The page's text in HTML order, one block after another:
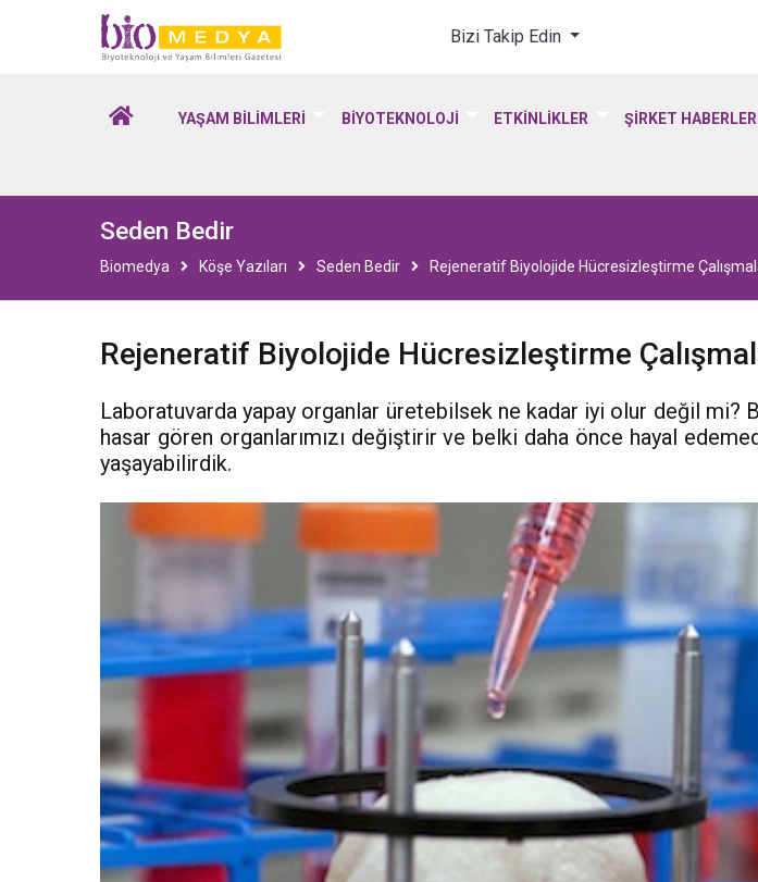
Biomedya - Biyoteknoloji &
Bizi Takip Edin
YAŞAM BİLİMLERİ BİYOTEKNOLOJİ ETKİNLİKLER ŞİRKET
Seden Bedir
Biomedya Köşe Yazıları Seden Bedir Rejeneratif Biyolojide Hücresizleştirme
Rejeneratif Biyolojide Hücresizleştirme
Laboratuvarda yapay organlar üretebilsek ne kadar iyi olur değil mi?
hasar gören organlarımızı değiştirir ve belki daha önce hayal
yaşayabilirdik.